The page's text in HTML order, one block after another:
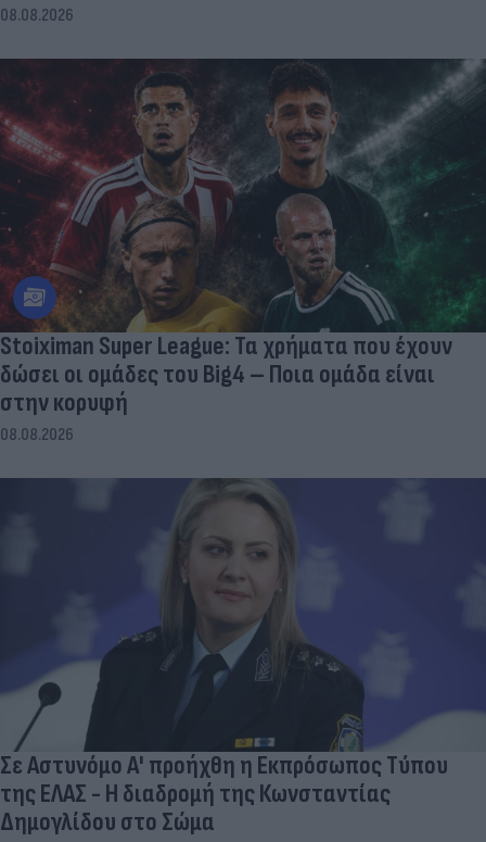
08.08.2026
Stoiximan Super League: Τα χρήματα που έχουν
δώσει οι ομάδες του Big4 – Ποια ομάδα είναι
στην κορυφή
08.08.2026
Σε Αστυνόμο Α' προήχθη η Εκπρόσωπος Τύπου
της ΕΛΑΣ - Η διαδρομή της Κωνσταντίας
Δημογλίδου στο Σώμα